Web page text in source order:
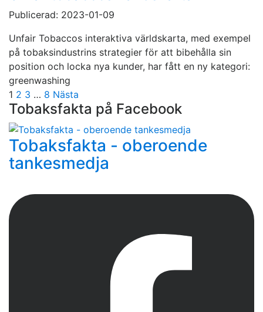
Publicerad: 2023-01-09
Unfair Tobaccos interaktiva världskarta, med exempel
på tobaksindustrins strategier för att bibehålla sin
position och locka nya kunder, har fått en ny kategori:
greenwashing
Sidnumrering
för
inlägg
1 2 3 … 8 Nästa
Tobaksfakta på Facebook
Tobaksfakta - oberoende
tankesmedja